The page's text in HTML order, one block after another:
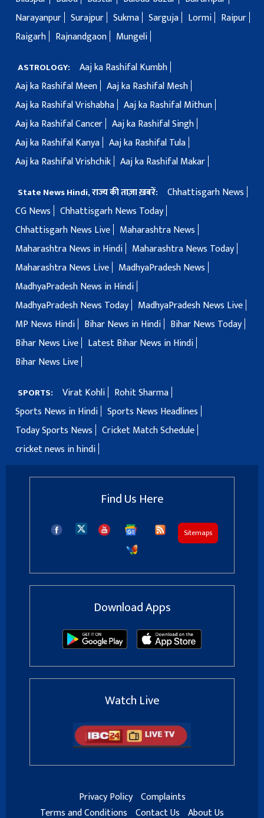
Narayanpur Surajpur Sukma Sarguja Lormi
Raipur
Raigarh
Rajnandgaon Mungeli
ASTROLOGY:
Aaj ka Rashifal Kumbh
Aaj ka Rashifal Meen Aaj ka Rashifal Mesh
Aaj ka Rashifal Vrishabha Aaj ka Rashifal Mithun
Aaj ka Rashifal Cancer Aaj ka Rashifal Singh
Aaj ka Rashifal Kanya Aaj ka Rashifal Tula
Aaj ka Rashifal Vrishchik Aaj ka Rashifal Makar
State News Hindi, राज्य की ताज़ा ख़बरें:
Chhattisgarh News
CG News
Chhattisgarh News Today
Chhattisgarh News Live
Maharashtra News
Maharashtra News in Hindi
Maharashtra News Today
Maharashtra News Live
MadhyaPradesh News
MadhyaPradesh News in Hindi
MadhyaPradesh News Today
MadhyaPradesh News Live
MP News Hindi
Bihar News in Hindi
Bihar News Today
Bihar News Live
Latest Bihar News in Hindi
Bihar News Live
SPORTS: Virat Kohli
Rohit Sharma
Sports News in Hindi Sports News Headlines
Today Sports News
Cricket Match Schedule
cricket news in hindi
Find Us Here
Sitemaps
Download Apps
Watch Live
Privacy Policy Complaints
Terms and Conditions Contact Us About Us